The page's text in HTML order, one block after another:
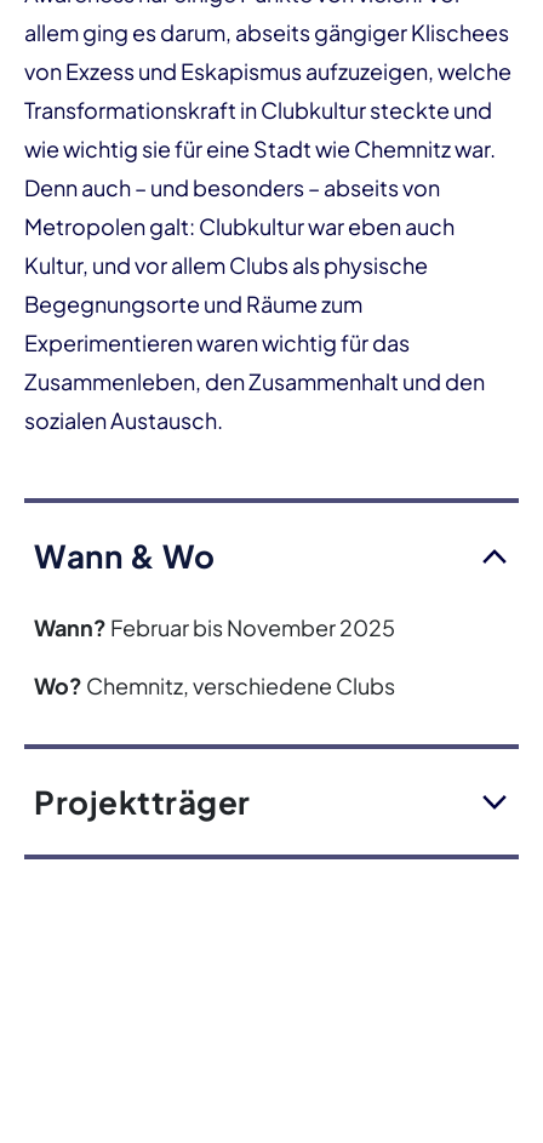
allem ging es darum, abseits gängiger Klischees
von Exzess und Eskapismus aufzuzeigen, welche
Transformationskraft in Clubkultur steckte und
wie wichtig sie für eine Stadt wie Chemnitz war.
Denn auch – und besonders – abseits von
Metropolen galt: Clubkultur war eben auch
Kultur, und vor allem Clubs als physische
Begegnungsorte und Räume zum
Experimentieren waren wichtig für das
Zusammenleben, den Zusammenhalt und den
sozialen Austausch.
Wann & Wo
Wann? Februar bis November 2025
Wo? Chemnitz, verschiedene Clubs
Projektträger